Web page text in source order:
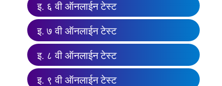
इ. ६ वी ऑनलाईन टेस्ट
इ. ७ वी ऑनलाईन टेस्ट
इ. ८ वी ऑनलाईन टेस्ट
इ. ९ वी ऑनलाईन टेस्ट